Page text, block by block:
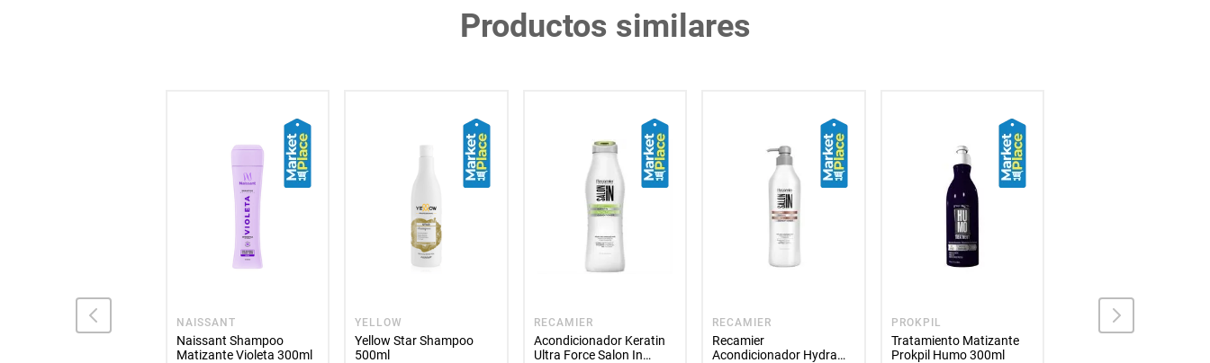
Productos similares
NAISSANT
Naissant Shampoo
Matizante Violeta 300ml
YELLOW
Yellow Star Shampoo
500ml
RECAMIER
Acondicionador Keratin
Ultra Force Salon In
RECAMIER
Recamier
Acondicionador Hydra
PROKPIL
Tratamiento Matizante
Prokpil Humo 300ml
NAISSANT